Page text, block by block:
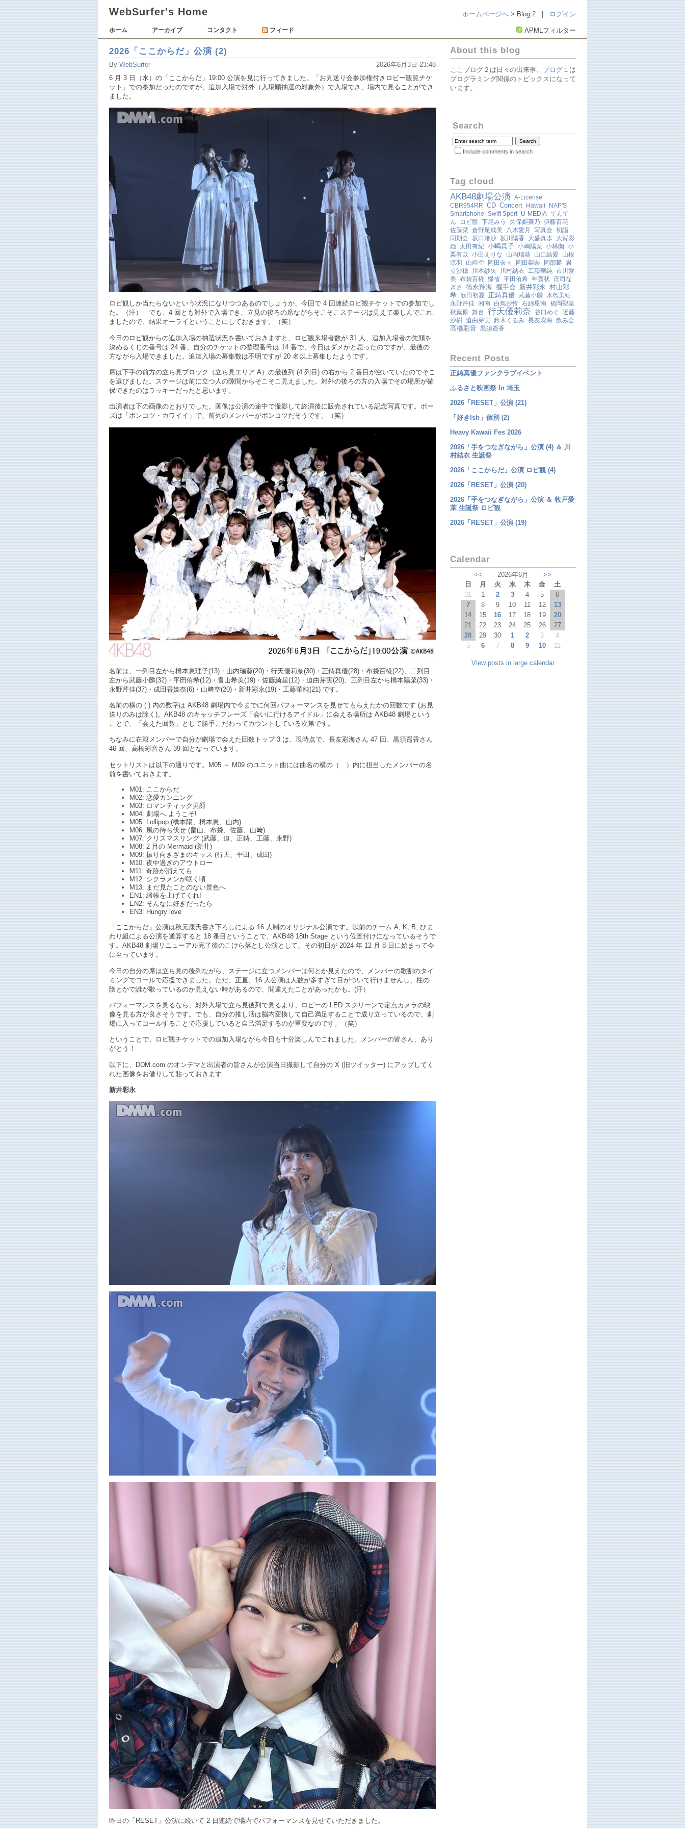
WebSurfer's Home ホームページへ > Blog 2 | ログイン
APMLフィルター
ホーム アーカイブ コンタクト フィード
2026「ここからだ」公演 (2)
By WebSurfer 2026年6月3日 23:48
6 月 3 日（水）の「ここからだ」19:00 公演を見に行ってきました。「お見送り会参加権付きロビー観覧チケ
ット」での参加だったのですが、追加入場で対外（入場順抽選の対象外）で入場でき、場内で見ることができ
ました。
ロビ観しか当たらないという状況になりつつあるのでしょうか、今回で 4 回連続ロビ観チケットでの参加でし
た。（汗） でも、4 回とも対外で入場でき、立見の後ろの席ながらそこそこステージは見えて楽しんでこれ
ましたので、結果オーライということにしておきます。（笑）
今日のロビ観からの追加入場の抽選状況を書いておきますと、ロビ観来場者数が 31 人、追加入場者の先頭を
決めるくじの番号は 24 番、自分のチケットの整理番号は 14 番で、今日はダメかと思ったのですが、最後の
方ながら入場できました。追加入場の募集数は不明ですが 20 名以上募集したようです。
席は下手の前方の立ち見ブロック（立ち見エリア A）の最後列 (4 列目) の右から 2 番目が空いていたのでそこ
を選びました。ステージは前に立つ人の隙間からそこそこ見えました。対外の後ろの方の入場でその場所が確
保できたのはラッキーだったと思います。
出演者は下の画像のとおりでした。画像は公演の途中で撮影して終演後に販売されている記念写真です。ポー
ズは「ポンコツ・カワイイ」で、前列のメンバーがポンコツだそうです。（笑）
名前は、一列目左から橋本恵理子(13)・山内瑞葵(20)・行天優莉奈(30)・正鋳真優(28)・布袋百椛(22)、二列目
左から武藤小麟(32)・平田侑希(12)・畠山希美(19)・佐藤綺星(12)・迫由芽実(20)、三列目左から橋本陽菜(33)・
永野芹佳(37)・成田香姫奈(6)・山﨑空(20)・新井彩永(19)・工藤華純(21) です。
名前の横の ( ) 内の数字は AKB48 劇場内で今までに何回パフォーマンスを見せてもらえたかの回数です (お見
送りのみは除く)。AKB48 のキャッチフレーズ「会いに行けるアイドル」に会える場所は AKB48 劇場という
ことで、「会えた回数」として勝手こだわってカウントしている次第です。
ちなみに在籍メンバーで自分が劇場で会えた回数トップ 3 は、現時点で、長友彩海さん 47 回、黒須遥香さん
46 回、高橋彩音さん 39 回となっています。
セットリストは以下の通りです。M05 ～ M09 のユニット曲には曲名の横の（ ）内に担当したメンバーの名
前を書いておきます。
M01: ここからだ
M02: 恋愛カンニング
M03: ロマンティック男爵
M04: 劇場へ ようこそ!
M05: Lollipop (橋本陽、橋本恵、山内)
M06: 風の待ち伏せ (畠山、布袋、佐藤、山﨑)
M07: クリスマスリング (武藤、迫、正鋳、工藤、永野)
M08: 2 月の Mermaid (新井)
M09: 振り向きざまのキッス (行天、平田、成田)
M10: 夜中過ぎのアウトロー
M11: 奇跡が消えても
M12: シクラメンが咲く頃
M13: まだ見たことのない景色へ
EN1: 緞帳を上げてくれ!
EN2: そんなに好きだったら
EN3: Hungry love
「ここからだ」公演は秋元康氏書き下ろしによる 16 人制のオリジナル公演です。以前のチーム A, K, B, ひま
わり組による公演を通算すると 18 番目ということで、AKB48 18th Stage という位置付けになっているそうで
す。AKB48 劇場リニューアル完了後のこけら落とし公演として、その初日が 2024 年 12 月 8 日に始まって今
に至っています。
今日の自分の席は立ち見の後列ながら、ステージに立つメンバーは何とか見えたので、メンバーの歌割のタイ
ミングでコールで応援できました。ただ、正直、16 人公演は人数が多すぎて目がついて行けませんし、柱の
陰とかで誰が歌っているのか見えない時があるので、間違えたことがあったかも。(汗）
パフォーマンスを見るなら、対外入場で立ち見後列で見るより、ロビーの LED スクリーンで定点カメラの映
像を見る方が良さそうです。でも、自分の推し活は脳内変換して自己満足することで成り立っているので、劇
場に入ってコールすることで応援していると自己満足するのが重要なのです。（笑）
ということで、ロビ観チケットでの追加入場ながら今日も十分楽しんでこれました。メンバーの皆さん、あり
がとう！
以下に、DDM.com のオンデマと出演者の皆さんが公演当日撮影して自分の X (旧ツイッター) にアップしてく
れた画像をお借りして貼っておきます
新井彩永
昨日の「RESET」公演に続いて 2 日連続で場内でパフォーマンスを見せていただきました。
About this blog
ここブログ２は日々の出来事、 ブログ１ は
プログラミング関係のトピックスになって
います。
Search
Include comments in search
Tag cloud
AKB48劇場公演 A-License
CBR954RR CD Concert Hawaii
NAP'S
Smartphone Swift Sport U-MEDIA てんて
ん
ロビ観 下尾みう 久保姫菜乃 伊藤百花
佐藤栞 倉野尾成美 八木愛月 写真会 初詣
同期会 坂口渚沙 坂川陽香 大盛真歩 大賀彩
姫 太田有紀 小嶋真子 小嶋陽菜 小林蘭 小
栗有以
小田えりな 山内瑞葵 山口結愛 山根
涼羽
山﨑空 岡田奈々 岡田梨奈 岡部麟 岩
立沙穂
川本紗矢 川村結衣 工藤華純 市川愛
美 布袋百椛 帰省 平田侑希 年賀状 庄司な
ぎさ
徳永羚海 握手会 新井彩永 村山彩
希 歌田初夏 正鋳真優 武藤小麟 水島美結
永野芹佳 湘南 白鳥沙怜 石綿星南 福岡聖菜
秋葉原 舞台 行天優莉奈 谷口めぐ 近藤
沙樹 迫由芽実 鈴木くるみ 長友彩海 飲み会
髙橋彩音 黒須遥香
Recent Posts
正鋳真優ファンクラブイベント
ふるさと映画祭 In 埼玉
2026「RESET」公演 (21)
「好きish」個別 (2)
Heavy Kawaii Fes 2026
2026「手をつなぎながら」公演 (4) ＆ 川
村結衣 生誕祭
2026「ここからだ」公演 ロビ観 (4)
2026「RESET」公演 (20)
2026「手をつなぎながら」公演 ＆ 牧戸愛
茉 生誕祭 ロビ観
2026「RESET」公演 (19)
Calendar
<< 2026年6月
>>
日
月 火 水 木 金
土
31
1 2 3 4 5
6
7
8 9 10 11 12
13
14
15 16 17 18 19
20
21
22 23 24 25 26
27
28
29 30 1 2 3
4
5
6 7 8 9 10 11
View posts in large calendar